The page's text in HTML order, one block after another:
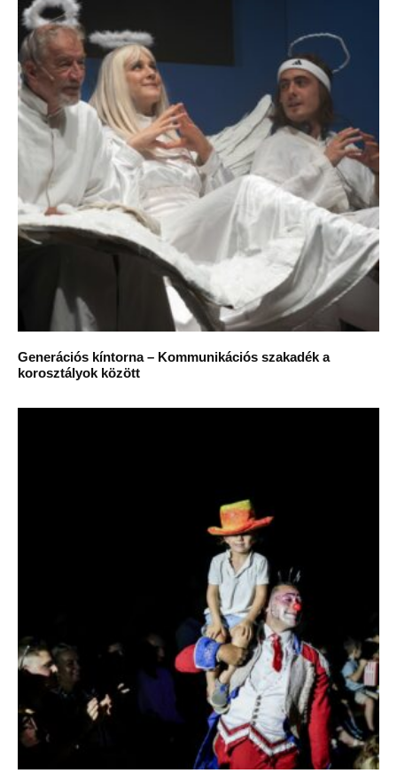
Generációs kíntorna – Kommunikációs szakadék a
korosztályok között